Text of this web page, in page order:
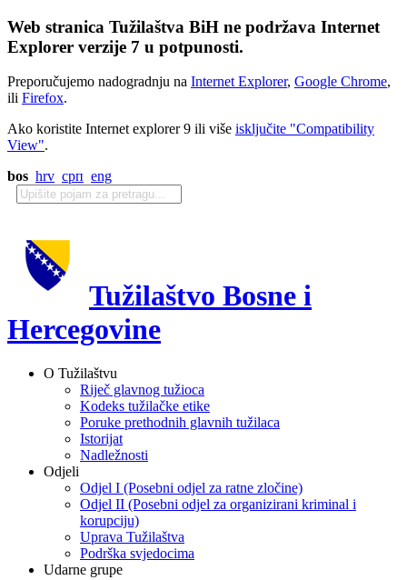
Web stranica Tužilaštva BiH ne podržava Internet
Explorer verzije 7 u potpunosti.
Preporučujemo nadogradnju na Internet Explorer, Google Chrome,
ili Firefox.
Ako koristite Internet explorer 9 ili više isključite "Compatibility
View".
bos hrv срп eng
Tužilaštvo Bosne i
Hercegovine
O Tužilaštvu
Riječ glavnog tužioca
Kodeks tužilačke etike
Poruke prethodnih glavnih tužilaca
Istorijat
Nadležnosti
Odjeli
Odjel I (Posebni odjel za ratne zločine)
Odjel II (Posebni odjel za organizirani kriminal i
korupciju)
Uprava Tužilaštva
Podrška svjedocima
Udarne grupe